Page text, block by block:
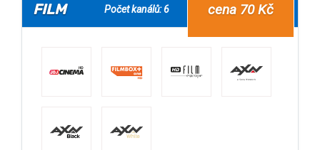
FILM Počet kanálů: 6 cena 70 Kč